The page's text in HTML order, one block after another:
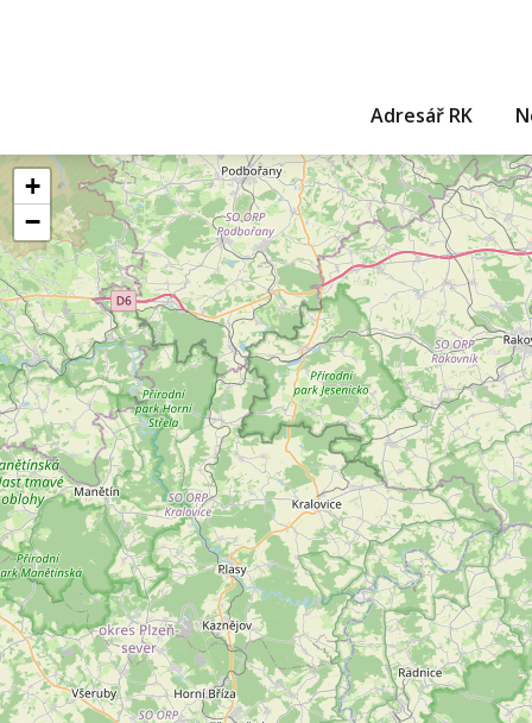
Adresář RK
+
−